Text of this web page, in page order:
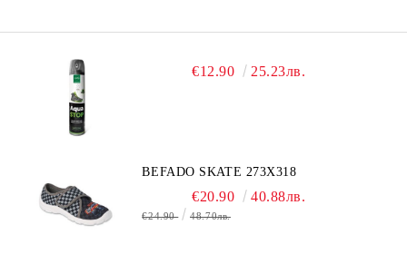
€12.90 25.23лв.
BEFADO SKATE 273X318
€20.90 40.88лв.
€24.90 48.70лв.